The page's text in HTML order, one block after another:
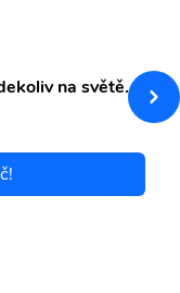
na světě.